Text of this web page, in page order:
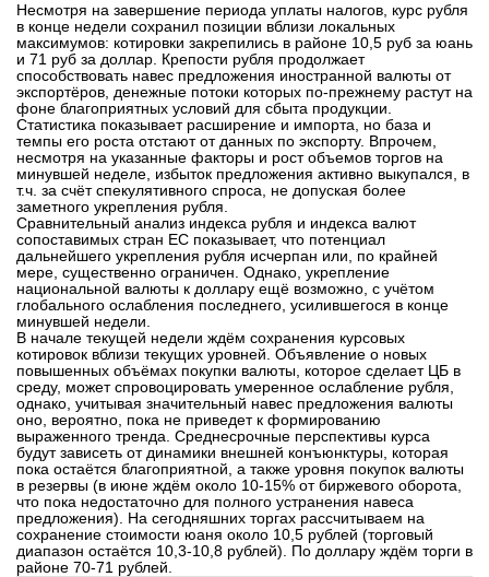
Мероприятия
Новости
Интервью
вконтакте
телеграм
Стать автором
Вход
Несмотря на завершение периода уплаты налогов, курс рубля
в конце недели сохранил позиции вблизи локальных
максимумов: котировки закрепились в районе 10,5 руб за юань
и 71 руб за доллар. Крепости рубля продолжает
способствовать навес предложения иностранной валюты от
экспортёров, денежные потоки которых по-прежнему растут на
фоне благоприятных условий для сбыта продукции.
Статистика показывает расширение и импорта, но база и
темпы его роста отстают от данных по экспорту. Впрочем,
несмотря на указанные факторы и рост объемов торгов на
минувшей неделе, избыток предложения активно выкупался, в
т.ч. за счёт спекулятивного спроса, не допуская более
заметного укрепления рубля.
Сравнительный анализ индекса рубля и индекса валют
сопоставимых стран ЕС показывает, что потенциал
дальнейшего укрепления рубля исчерпан или, по крайней
мере, существенно ограничен. Однако, укрепление
национальной валюты к доллару ещё возможно, с учётом
глобального ослабления последнего, усилившегося в конце
минувшей недели.
В начале текущей недели ждём сохранения курсовых
котировок вблизи текущих уровней. Объявление о новых
повышенных объёмах покупки валюты, которое сделает ЦБ в
среду, может спровоцировать умеренное ослабление рубля,
однако, учитывая значительный навес предложения валюты
оно, вероятно, пока не приведет к формированию
выраженного тренда. Среднесрочные перспективы курса
будут зависеть от динамики внешней конъюнктуры, которая
пока остаётся благоприятной, а также уровня покупок валюты
в резервы (в июне ждём около 10-15% от биржевого оборота,
что пока недостаточно для полного устранения навеса
предложения). На сегодняшних торгах рассчитываем на
сохранение стоимости юаня около 10,5 рублей (торговый
диапазон остаётся 10,3-10,8 рублей). По доллару ждём торги в
районе 70-71 рублей.